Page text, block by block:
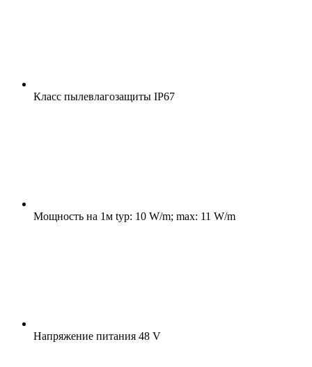
Класс пылевлагозащиты IP67
Мощность на 1м typ: 10 W/m; max: 11 W/m
Напряжение питания 48 V